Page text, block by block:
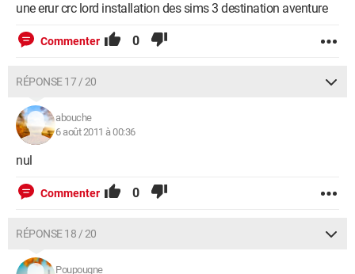
une erur crc lord installation des sims 3 destination aventure
Commenter 0
RÉPONSE 17 / 20
abouche
6 août 2011 à 00:36
nul
Commenter 0
RÉPONSE 18 / 20
Poupougne